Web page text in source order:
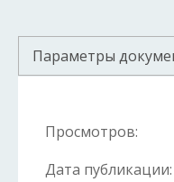
Параметры
Просмотров:
Дата публикации: